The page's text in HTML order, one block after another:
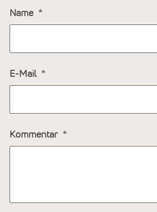
Name
E-Mail
Kommentar